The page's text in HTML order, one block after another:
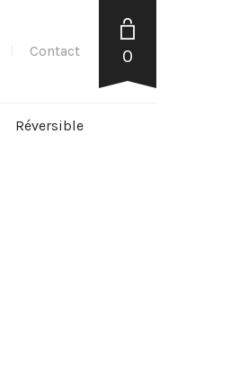
Contact 0
Réversible